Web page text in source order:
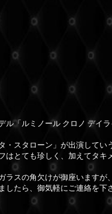
ル「ルミノール クロノ デイ
・スタローン」が出演してい
はとても珍しく、加えてタキ
ラスの角欠けが御座いますが
したら、御気軽にご連絡を下